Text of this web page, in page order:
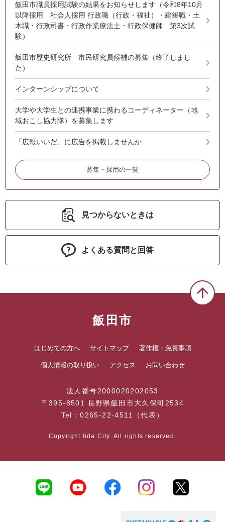
飯田市職員採用試験の結果をお知らせします（令和8年10月
以降採用 社会人採用 行政職（行政・福祉）・建築職・土
木職・行政司書・行政作業療法士・行政保健師 第3次試
験）
飯田市歴史研究所 市民研究員候補の募集（終了しまし
た）
インターンシップについて
大学や大学生との連携事業に携わるコーディネーター（地
域おこし協力隊）を募集します
「広報いいだ」に広告を掲載しませんか
募集・採用の一覧
見つからないときは
よくある質問と回答
飯田市
はじめての方へ サイトマップ 著作権・免責事項
個人情報の取り扱い アクセス お問い合わせ
法人番号2000020202053
〒395-8501 長野県飯田市大久保町2534
Tel：0265-22-4511（代表）
Copyright Iida City. All rights reserved.